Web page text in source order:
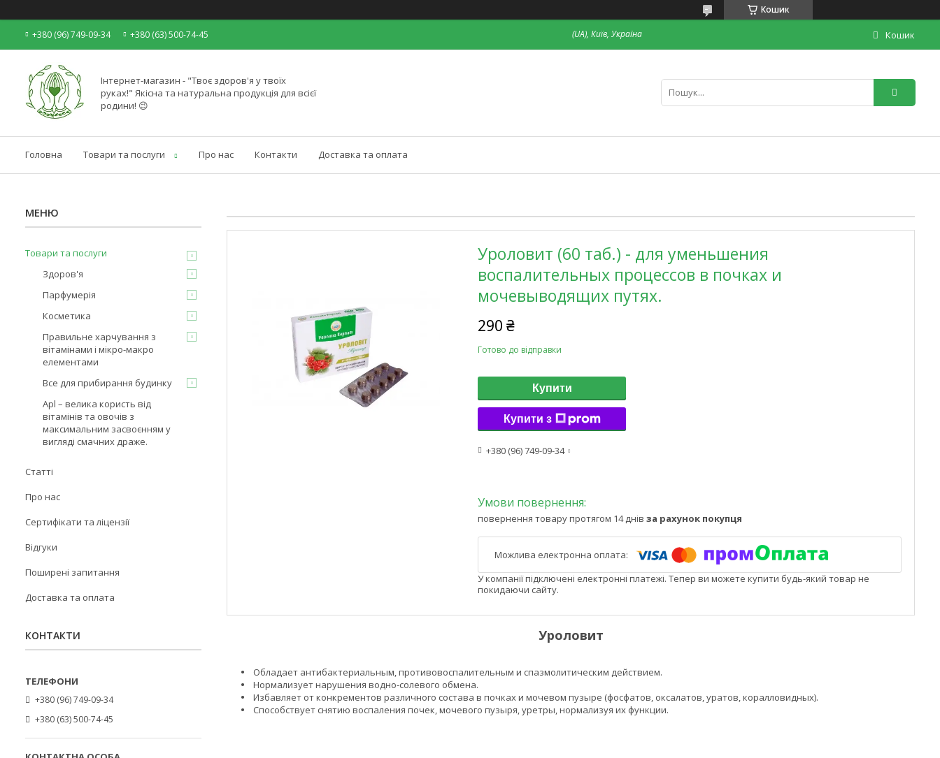
Кошик
+380 (96) 749-09-34 +380 (63) 500-74-45 (UA), Київ, Україна Кошик
Інтернет-магазин - "Твоє здоров'я у твоїх
руках!" Якісна та натуральна продукція для всієї
родини! 😉
Головна Товари та послуги Про нас Контакти Доставка та оплата
Уроловит (60 таб.) - для уменьшения
воспалительных процессов в почках и
мочевыводящих путях.
290 ₴
Готово до відправки
Купити
Купити з
+380 (96) 749-09-34
повернення товару протягом 14 днів за рахунок покупця
У компанії підключені електронні платежі. Тепер ви можете купити будь-який товар не
покидаючи сайту.
Уроловит
Обладает антибактериальным, противовоспалительным и спазмолитическим действием.
Нормализует нарушения водно-солевого обмена.
Избавляет от конкрементов различного состава в почках и мочевом пузыре (фосфатов, оксалатов, уратов, коралловидных).
Способствует снятию воспаления почек, мочевого пузыря, уретры, нормализуя их функции.
Товари та послуги
Здоров'я
Парфумерія
Косметика
Правильне харчування з
вітамінами і мікро-макро
елементами
Все для прибирання будинку
Apl – велика користь від
вітамінів та овочів з
максимальним засвоєнням у
вигляді смачних драже.
Статті
Про нас
Сертифікати та ліцензії
Відгуки
Поширені запитання
Доставка та оплата
КОНТАКТИ
+380 (96) 749-09-34
+380 (63) 500-74-45